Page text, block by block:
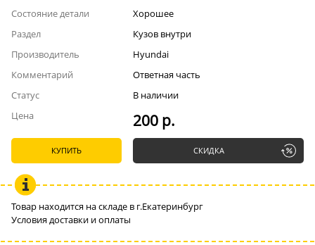
Состояние детали
Хорошее
Раздел
Кузов внутри
Производитель
Hyundai
Комментарий
Ответная часть
Статус
В наличии
Цена
200 р.
КУПИТЬ СКИДКА
Товар находится на складе в г.Екатеринбург
Условия доставки и оплаты